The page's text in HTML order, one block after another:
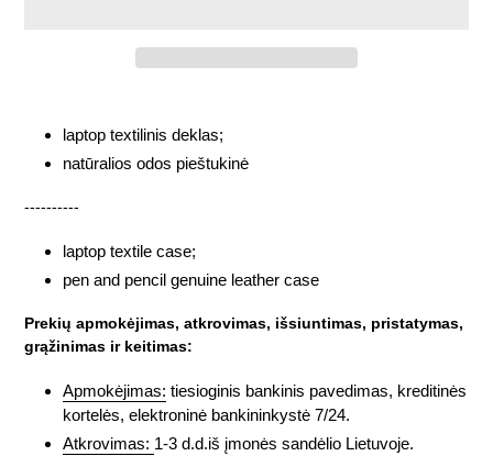
your
laptop textilinis deklas;
natūralios odos pieštukinė
----------
laptop textile case;
pen and pencil genuine leather case
Prekių apmokėjimas, atkrovimas, išsiuntimas, pristatymas,
grąžinimas ir keitimas:
Apmokėjimas: tiesioginis bankinis pavedimas, kreditinės
kortelės, elektroninė bankininkystė 7/24.
Atkrovimas: 1-3 d.d.iš įmonės sandėlio Lietuvoje.